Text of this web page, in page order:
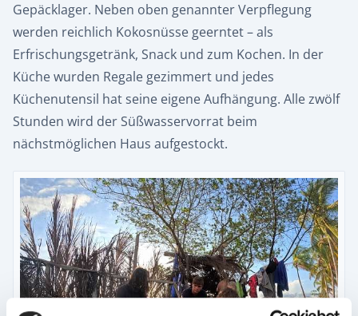
Gepäcklager. Neben oben genannter Verpflegung
werden reichlich Kokosnüsse geerntet – als
Erfrischungsgetränk, Snack und zum Kochen. In der
Küche wurden Regale gezimmert und jedes
Küchenutensil hat seine eigene Aufhängung. Alle zwölf
Stunden wird der Süßwasservorrat beim
nächstmöglichen Haus aufgestockt.